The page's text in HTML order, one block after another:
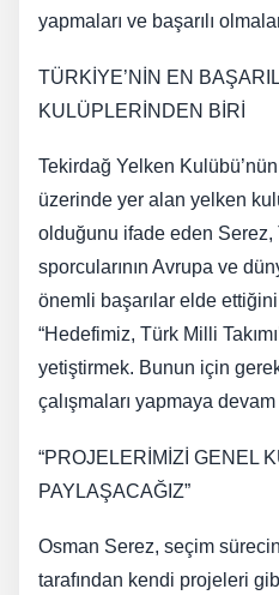
yapmaları ve başarılı
TÜRKİYE’NİN EN
KULÜPLERİNDEN BİRİ
Tekirdağ Yelken
üzerinde yer alan yelken
olduğunu ifade eden
sporcularının Avrupa ve
önemli başarılar elde
“Hedefimiz, Türk Milli
yetiştirmek. Bunun için
çalışmaları yapmaya
“PROJELERİMİZİ GENEL
PAYLAŞACAĞIZ”
Osman Serez, seçim
tarafından kendi projeleri